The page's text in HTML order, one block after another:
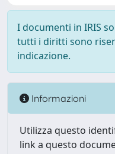
I documenti in IRIS
tutti i diritti sono
indicazione.
Informazioni
Utilizza questo
link a questo